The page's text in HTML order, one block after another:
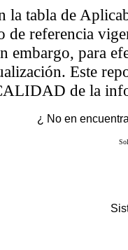
la tabla de
de referencia
embargo, para
Este
de la
¿ No en